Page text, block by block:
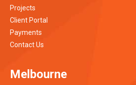
Projects
Client Portal
Payments
Contact Us
Melbourne